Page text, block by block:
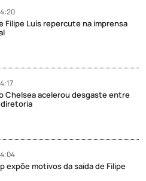
Filipe Luís repercute na imprensa
Chelsea acelerou desgaste entre
diretoria
expõe motivos da saída de Filipe